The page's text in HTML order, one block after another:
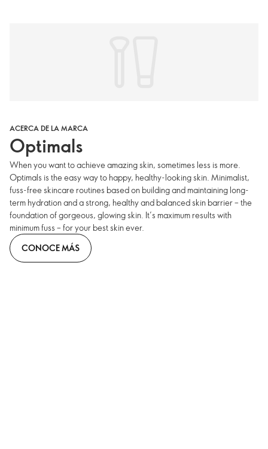
ACERCA DE LA MARCA
Optimals
When you want to achieve amazing skin, sometimes less is more.
Optimals is the easy way to happy, healthy-looking skin. Minimalist,
fuss-free skincare routines based on building and maintaining long-
term hydration and a strong, healthy and balanced skin barrier – the
foundation of gorgeous, glowing skin. It’s maximum results with
minimum fuss – for your best skin ever.
CONOCE MÁS